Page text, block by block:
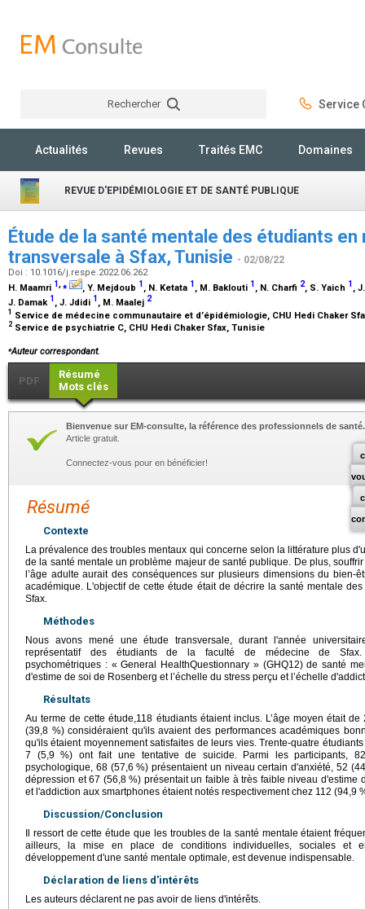
Rechercher Service
Actualités Revues Traités EMC Domaines
REVUE D'EPIDÉMIOLOGIE ET DE SANTÉ PUBLIQUE
Étude de la santé mentale des étudiants en
transversale à Sfax, Tunisie - 02/08/22
Doi : 10.1016/j.respe.2022.06.262
H. Maamri 1,⁎ , Y. Mejdoub 1 , N. Ketata 1 , M. Baklouti 1 , N. Charfi 2, S. Yaich 1 ,
J. Damak 1 , J. Jdidi 1 , M. Maalej 2
1 Service de médecine communautaire et d’épidémiologie, CHU Hedi Chaker
2 Service de psychiatrie C, CHU Hedi Chaker Sfax, Tunisie
⁎Auteur correspondant.
PDF
Résumé
Mots clés
Bienvenue sur EM-consulte, la référence des professionnels de santé.
Article gratuit.
Connectez-vous pour en bénéficier!
Résumé
Contexte
La prévalence des troubles mentaux qui concerne selon la littérature plus
de la santé mentale un problème majeur de santé publique. De plus,
l’âge adulte aurait des conséquences sur plusieurs dimensions du bien-
académique. L'objectif de cette étude était de décrire la santé mentale
Sfax.
Méthodes
Nous avons mené une étude transversale, durant l'année
représentatif des étudiants de la faculté de médecine de
psychométriques : « General HealthQuestionnary » (GHQ12) de santé
d'estime de soi de Rosenberg et l’échelle du stress perçu et l’échelle
Résultats
Au terme de cette étude,118 étudiants étaient inclus. L’âge moyen était
(39,8 %) considéraient qu'ils avaient des performances académiques
qu'ils étaient moyennement satisfaites de leurs vies. Trente-quatre
7 (5,9 %) ont fait une tentative de suicide. Parmi les participants,
psychologique, 68 (57,6 %) présentaient un niveau certain d'anxiété, 52
dépression et 67 (56,8 %) présentait un faible à très faible niveau d'estime
et l'addiction aux smartphones étaient notés respectivement chez 112 (94,9
Discussion/Conclusion
Il ressort de cette étude que les troubles de la santé mentale étaient
ailleurs, la mise en place de conditions individuelles, sociales et
développement d'une santé mentale optimale, est devenue indispensable.
Déclaration de liens d'intérêts
Les auteurs déclarent ne pas avoir de liens d'intérêts.